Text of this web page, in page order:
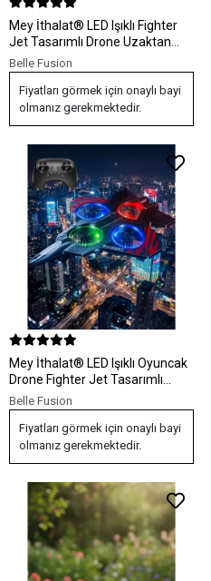
Mey İthalat® LED Işıklı Fighter
Jet Tasarımlı Drone Uzaktan
Kumandalı Akrobatik Oyuncak
Uçak
Belle Fusion
Fiyatları görmek için onaylı bayi
olmanız gerekmektedir.
Mey İthalat® LED Işıklı Oyuncak
Drone Fighter Jet Tasarımlı
Uzaktan Kumandalı Uçak
Belle Fusion
Fiyatları görmek için onaylı bayi
olmanız gerekmektedir.